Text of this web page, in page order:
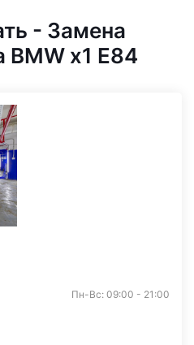
- Замена
BMW x1 E84
Пн-Вс: 09:00 - 21:00